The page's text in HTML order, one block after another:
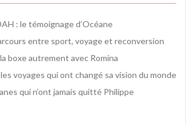
: le témoignage d’Océane
entre sport, voyage et reconversion
boxe autrement avec Romina
voyages qui ont changé sa vision du monde
qui n’ont jamais quitté Philippe